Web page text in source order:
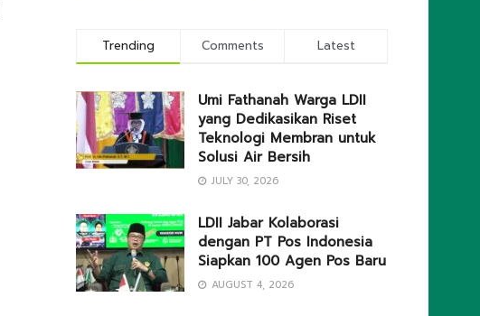
Trending Comments Latest
Umi Fathanah Warga LDII
yang Dedikasikan Riset
Teknologi Membran untuk
Solusi Air Bersih
JULY 30, 2026
LDII Jabar Kolaborasi
dengan PT Pos Indonesia
Siapkan 100 Agen Pos Baru
AUGUST 4, 2026